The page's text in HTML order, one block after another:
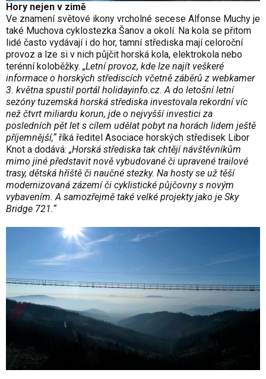
Hory nejen v zimě
Ve znamení světové ikony vrcholné secese Alfonse Muchy je
také Muchova cyklostezka Šanov a okolí. Na kola se přitom
lidé často vydávají i do hor, tamní střediska mají celoroční
provoz a lze si v nich půjčit horská kola, elektrokola nebo
terénní koloběžky. „Letní provoz, kde lze najít veškeré
informace o horských střediscích včetně záběrů z webkamer
3. května spustil portál holidayinfo.cz. A do letošní letní
sezóny tuzemská horská střediska investovala rekordní víc
než čtvrt miliardu korun, jde o nejvyšší investici za
posledních pět let s cílem udělat pobyt na horách lidem ještě
příjemnější,“ říká ředitel Asociace horských středisek Libor
Knot a dodává: „Horská střediska tak chtějí návštěvníkům
mimo jiné představit nově vybudované či upravené trailové
trasy, dětská hřiště či naučné stezky. Na hosty se už těší
modernizovaná zázemí či cyklistické půjčovny s novým
vybavením. A samozřejmě také velké projekty jako je Sky
Bridge 721.“